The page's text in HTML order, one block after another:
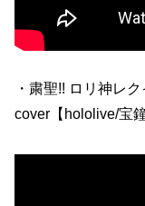
・粛聖!! ロリ神レ
cover【hololive/宝